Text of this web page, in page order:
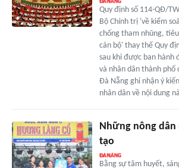
Quy định số 114-QĐ/
Bộ Chính trị 'về kiểm
chống tham nhũng,
cán bộ' thay thế Quy
sau khi được ban hành
và nhân dân thành phố
Đà Nẵng ghi nhận ý
nhân dân về nội dung
Những nông dân
tạo
Bằng sự tâm huyết,